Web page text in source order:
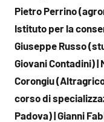
Pietro Perrino
Istituto per la
Giuseppe Russo
Giovani Contadini) |
Corongiu
corso di
Padova) | Gianni